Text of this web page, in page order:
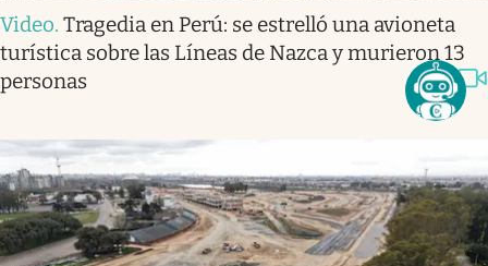
Video. Tragedia en Perú: se estrelló una avioneta
turística sobre las Líneas de Nazca y murieron 13
personas